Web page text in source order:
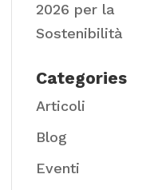
2026 per la
Sostenibilità
Categories
Articoli
Blog
Eventi